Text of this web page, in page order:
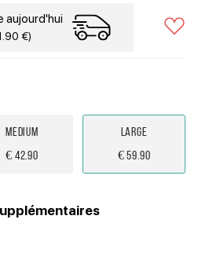
aujourd'hui
€)
Medium
€ 42.90
Large
€ 59.90